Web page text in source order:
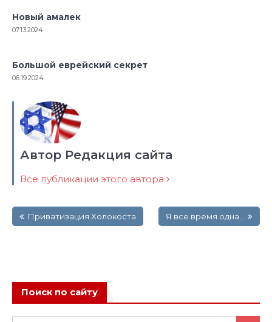
Новый амалек
07.13.2024
Большой еврейский секрет
06.19.2024
Автор Редакция сайта
Все публикации этого автора
по Приватизация Холокоста Я все время одна…
Поиск по сайту